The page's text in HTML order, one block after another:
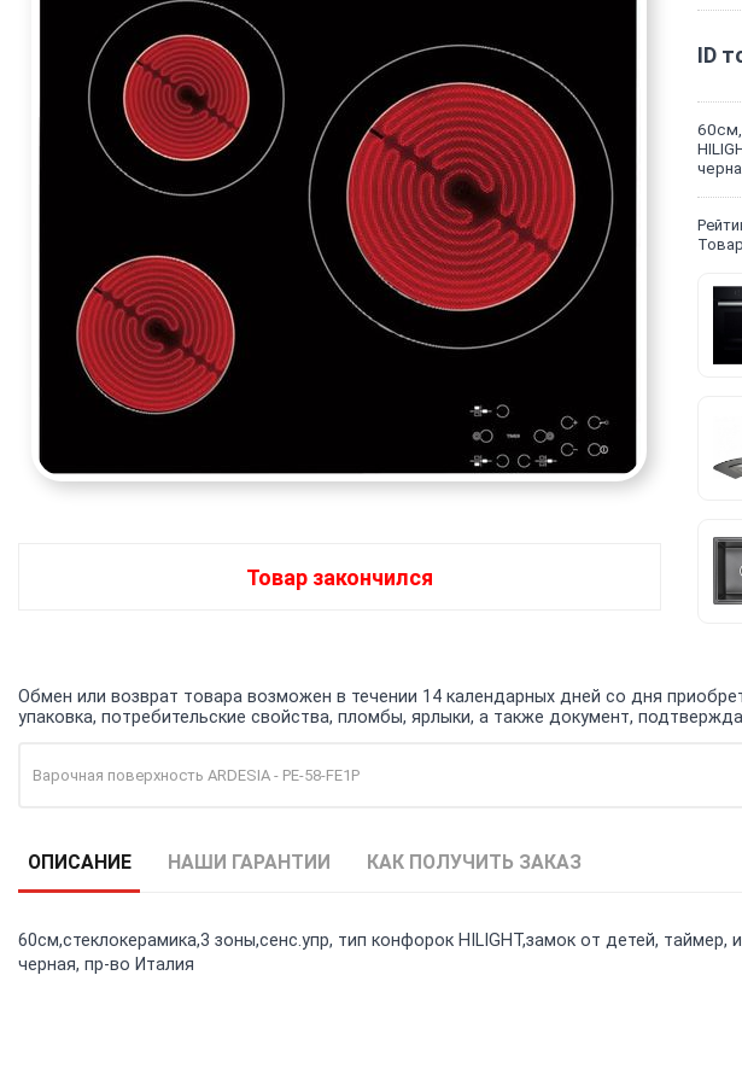
Товар закончился
ID
Обмен или возврат товара возможен в течении 14 календарных дней со дня
упаковка, потребительские свойства, пломбы, ярлыки, а также документ,
Варочная поверхность ARDESIA - PE-58-FE1P
ОПИСАНИЕ НАШИ ГАРАНТИИ КАК ПОЛУЧИТЬ ЗАКАЗ
60см,стеклокерамика,3 зоны,сенс.упр, тип конфорок HILIGHT,замок от детей, таймер,
черная, пр-во Италия